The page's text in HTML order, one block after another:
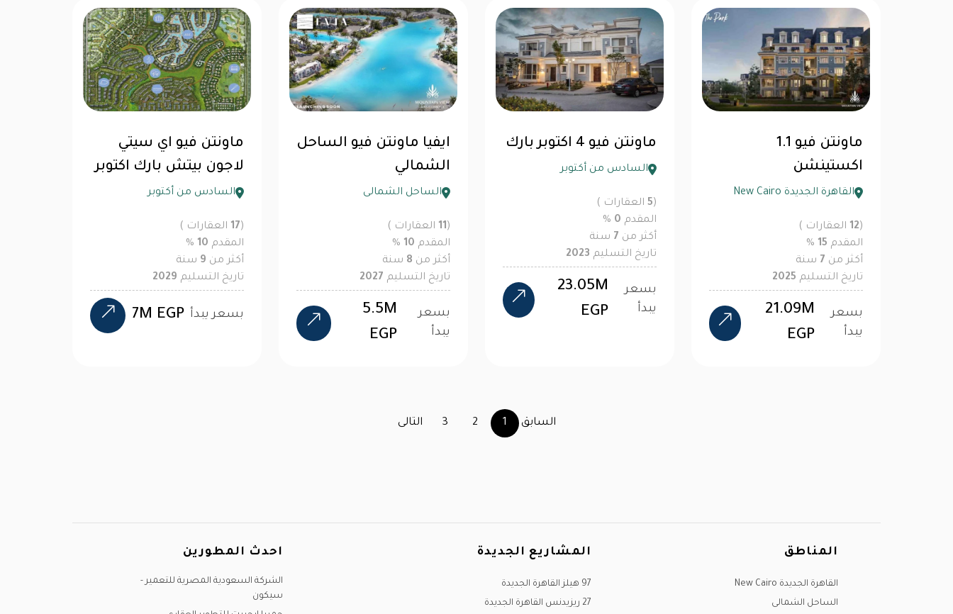
ماونتن فيو 1.1
اكستينشن
القاهرة الجديدة New Cairo
(
12 العقارات )
المقدم 15
%
أكثر من 7 سنة
تاريخ التسليم 2025
بسعر
يبدأ
21.09M
EGP
ماونتن فيو 4 اكتوبر بارك
السادس من أكتوبر
(
5 العقارات )
المقدم 0
%
أكثر من 7 سنة
تاريخ التسليم 2023
بسعر
يبدأ
23.05M
EGP
ايفيا ماونتن فيو الساحل
الشمالي
الساحل الشمالى
(
11 العقارات )
المقدم 10
%
أكثر من 8 سنة
تاريخ التسليم 2027
بسعر
يبدأ
5.5M
EGP
ماونتن فيو اي سيتي
لاجون بيتش بارك اكتوبر
السادس من أكتوبر
(
17 العقارات )
المقدم 10
%
أكثر من 9 سنة
تاريخ التسليم 2029
بسعر يبدأ 7M EGP
السابق 1
2
3 التالى
المناطق
القاهرة الجديدة New Cairo
الساحل الشمالى
المشاريع الجديدة
97 هيلز القاهرة الجديدة
27 ريزيدنس القاهرة الجديدة
احدث المطورين
الشركة السعودية المصرية للتعمير -
سيكون